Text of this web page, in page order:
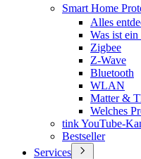
Smart Home
Alles
Was ist
Zigbee
Z-Wave
Bluetooth
WLAN
Matter &
Welches
tink YouTube-
Bestseller
Services